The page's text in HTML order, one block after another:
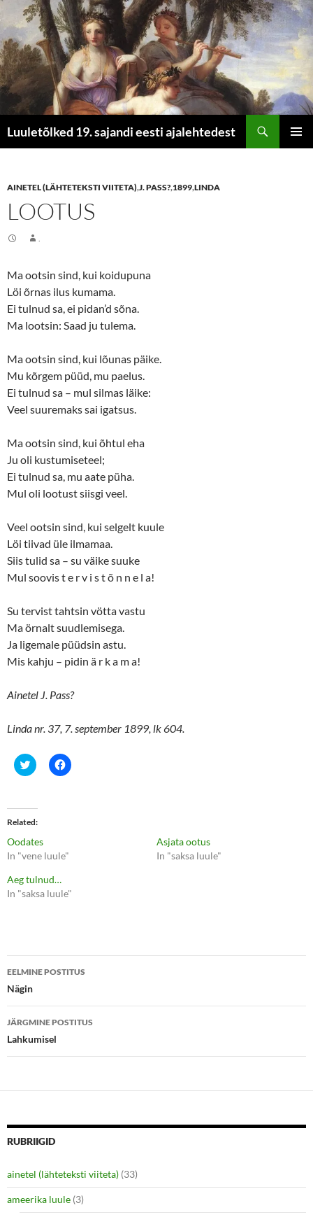
Luuletõlked 19. sajandi eesti ajalehtedest
AINETEL (LÄHTETEKSTI VIITETA),J. PASS?,1899,LINDA
LOOTUS
Ma ootsin sind, kui koidupuna
Löi õrnas ilus kumama.
Ei tulnud sa, ei pidan’d sõna.
Ma lootsin: Saad ju tulema.
Ma ootsin sind, kui lõunas päike.
Mu kõrgem püüd, mu paelus.
Ei tulnud sa – mul silmas läike:
Veel suuremaks sai igatsus.
Ma ootsin sind, kui õhtul eha
Ju oli kustumiseteel;
Ei tulnud sa, mu aate püha.
Mul oli lootust siisgi veel.
Veel ootsin sind, kui selgelt kuule
Löi tiivad üle ilmamaa.
Siis tulid sa – su väike suuke
Mul soovis t e r v i s t õ n n e l a!
Su tervist tahtsin vötta vastu
Ma örnalt suudlemisega.
Ja ligemale püüdsin astu.
Mis kahju – pidin ä r k a m a!
Ainetel J. Pass?
Linda nr. 37, 7. september 1899, lk 604.
C
l
t
o
s
h
a
r
e
n
T
w
(
p
n
i
n
n
e
w
w
o
C
l
r
F
a
k
O
s
i
n
w
d
Related
Oodates
In "vene luule"
Asjata ootus
In "saksa luule"
Aeg tulnud…
In "saksa luule"
Postituste
töölaud
EELMINE POSTITUS
Nägin
JÄRGMINE POSTITUS
Lahkumisel
RUBRIIGID
ainetel (lähteteksti viiteta) (33)
ameerika luule (3)